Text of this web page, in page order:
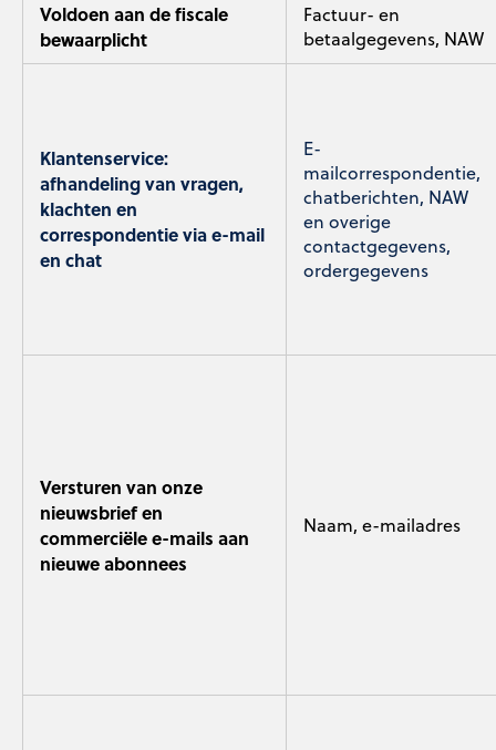
Voldoen aan de fiscale
bewaarplicht
Factuur- en
betaalgegevens, NAW
Klantenservice:
afhandeling van vragen,
klachten en
correspondentie via e-mail
en chat
E-
mailcorrespondentie,
chatberichten, NAW
en overige
contactgegevens,
ordergegevens
Versturen van onze
nieuwsbrief en
commerciële e-mails aan
nieuwe abonnees
Naam, e-mailadres